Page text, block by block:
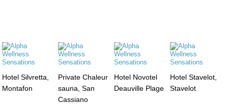
Hotel Silvretta,
Montafon
Private Chaleur
sauna, San
Cassiano
Hotel Novotel
Deauville Plage
Hotel Stavelot,
Stavelot